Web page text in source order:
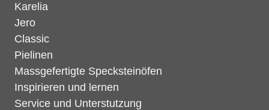
Karelia
Jero
Classic
Pielinen
Massgefertigte Specksteinöfen
Inspirieren und lernen
Service und Unterstutzung